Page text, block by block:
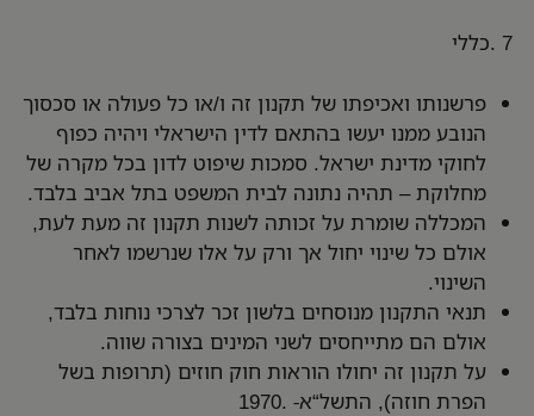
7 .כללי
פרשנותו ואכיפתו של תקנון זה ו/או כל פעולה או סכסוך
הנובע ממנו יעשו בהתאם לדין הישראלי ויהיה כפוף
לחוקי מדינת ישראל. סמכות שיפוט לדון בכל מקרה של
מחלוקת – תהיה נתונה לבית המשפט בתל אביב בלבד.
המכללה שומרת על זכותה לשנות תקנון זה מעת לעת,
אולם כל שינוי יחול אך ורק על אלו שנרשמו לאחר
השינוי.
תנאי התקנון מנוסחים בלשון זכר לצרכי נוחות בלבד,
אולם הם מתייחסים לשני המינים בצורה שווה.
על תקנון זה יחולו הוראות חוק חוזים (תרופות בשל
הפרת חוזה), התשל“א- .1970